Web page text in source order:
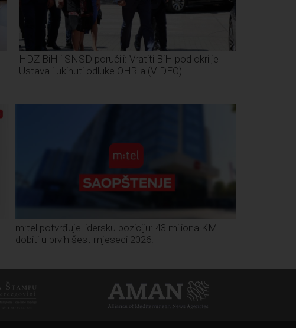
HDZ BiH i SNSD poručili: Vratiti BiH pod okrilje
Ustava i ukinuti odluke OHR-a (VIDEO)
m:tel potvrđuje lidersku poziciju: 43 miliona KM
dobiti u prvih šest mjeseci 2026.